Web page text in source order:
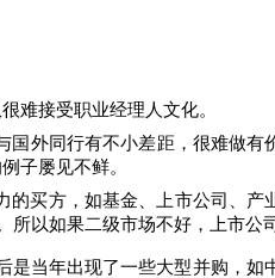
难接受职业经理人文化。
外同行有不小差距，很难做有
子屡见不鲜。
买方，如基金、上市公司、产
以如果二级市场不好，上市公
是当年出现了一些大型并购，如